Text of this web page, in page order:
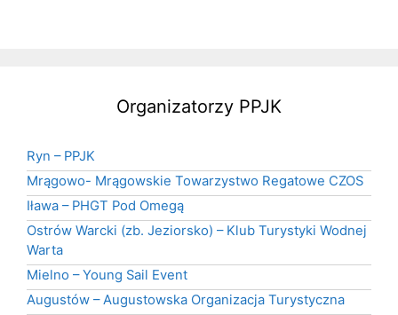
Organizatorzy PPJK
Ryn – PPJK
Mrągowo- Mrągowskie Towarzystwo Regatowe CZOS
Iława – PHGT Pod Omegą
Ostrów Warcki (zb. Jeziorsko) – Klub Turystyki Wodnej
Warta
Mielno – Young Sail Event
Augustów – Augustowska Organizacja Turystyczna